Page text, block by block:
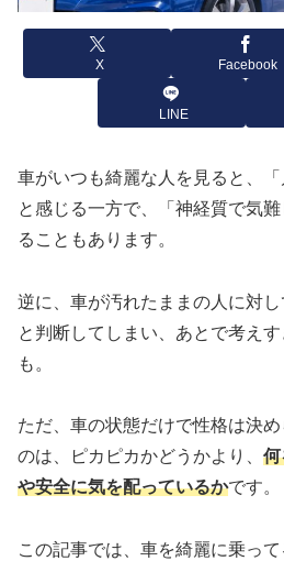
X Facebook
LINE
車がいつも綺麗な人を見ると、「
と感じる一方で、「神経質で気
ることもあります。
逆に、車が汚れたままの人に対し
と判断してしまい、あとで考え
も。
ただ、車の状態だけで性格は決
のは、ピカピカかどうかより、 何
や安全に気を配っているかです。
この記事では、車を綺麗に乗っ